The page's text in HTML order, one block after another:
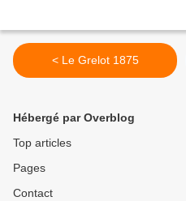
< Le Grelot 1875
Hébergé par Overblog
Top articles
Pages
Contact